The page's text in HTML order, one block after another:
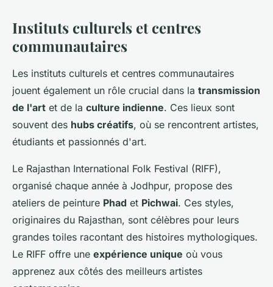
Instituts culturels et centres
communautaires
Les instituts culturels et centres communautaires
jouent également un rôle crucial dans la transmission
de l'art et de la culture indienne. Ces lieux sont
souvent des hubs créatifs, où se rencontrent artistes,
étudiants et passionnés d'art.
Le Rajasthan International Folk Festival (RIFF),
organisé chaque année à Jodhpur, propose des
ateliers de peinture Phad et Pichwai. Ces styles,
originaires du Rajasthan, sont célèbres pour leurs
grandes toiles racontant des histoires mythologiques.
Le RIFF offre une expérience unique où vous
apprenez aux côtés des meilleurs artistes